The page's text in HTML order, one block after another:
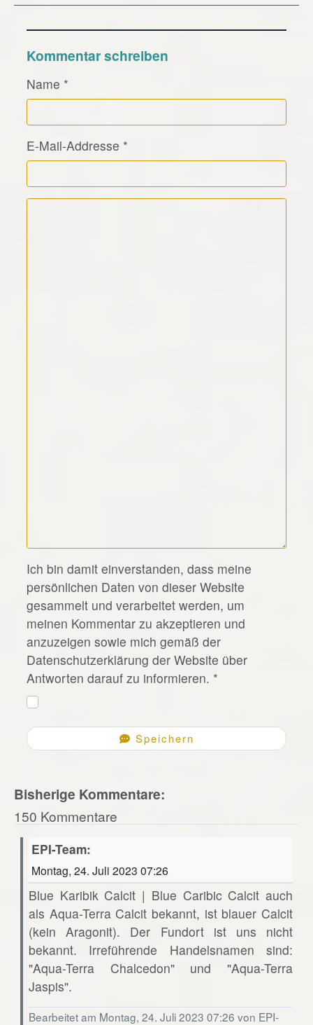
Kommentar schreiben
Name *
E-Mail-Addresse *
Kommentar Text
*
Ich bin damit einverstanden, dass meine
persönlichen Daten von dieser Website
gesammelt und verarbeitet werden, um
meinen Kommentar zu akzeptieren und
anzuzeigen sowie mich gemäß der
Datenschutzerklärung der Website über
Antworten darauf zu informieren. *
Speichern
Bisherige Kommentare:
150 Kommentare
EPI-Team:
Montag, 24. Juli 2023 07:26
Blue Karibik Calcit | Blue Caribic Calcit auch
als Aqua-Terra Calcit bekannt, ist blauer Calcit
(kein Aragonit). Der Fundort ist uns nicht
bekannt. Irreführende Handelsnamen sind:
"Aqua-Terra Chalcedon" und "Aqua-Terra
Jaspis".
Bearbeitet am Montag, 24. Juli 2023 07:26 von EPI-